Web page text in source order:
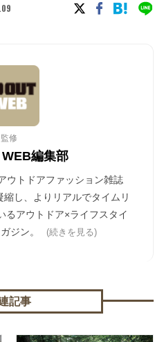
監修
編集部
ウトドアファッション雑誌
縮し、よりリアルでタイムリ
るアウトドア×ライフスタイ
ジン。
(続きを見る)
記事